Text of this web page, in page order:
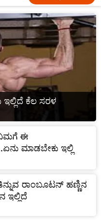
ಇಲ್ಲಿದೆ ಕೆಲ ಸರಳ
ನಿಮಗೆ ಈ
ಮಾಡಬೇಕು ಇಲ್ಲಿ
ರಾಂಬೂಟನ್ ಹಣ್ಣಿನ
ಇಲ್ಲಿದೆ